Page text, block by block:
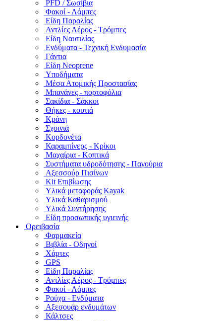
PFD / Σωσίβια
Φακοί - Λάμπες
Είδη Παραλίας
Αντλίες Αέρος - Τρόμπες
Είδη Ναυτιλίας
Ενδύματα - Τεχνική Ενδυμασία
Γάντια
Είδη Neoprene
Υποδήματα
Μέσα Ατομικής Προστασίας
Μπανάνες - πορτοφόλια
Σακίδια - Σάκκοι
Θήκες - κουτιά
Κράνη
Σχοινιά
Κορδονέτα
Καραμπίνερς - Κρίκοι
Μαχαίρια - Κοπτικά
Συστήματα υδροδότησης - Παγούρια
Αξεσσούρ Πισίνων
Kit Επιβίωσης
Υλικά μεταφοράς Kayak
Υλικά Καθαρισμού
Υλικά Συντήρησης
Είδη προσωπικής υγιεινής
Ορειβασία
Φαρμακεία
Βιβλία - Οδηγοί
Χάρτες
GPS
Είδη Παραλίας
Αντλίες Αέρος - Τρόμπες
Φακοί - Λάμπες
Ρούχα - Ενδύματα
Αξεσουάρ ενδυμάτων
Κάλτσες